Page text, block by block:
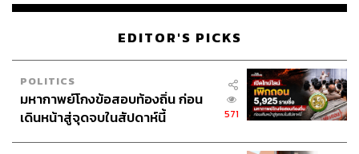
EDITOR'S PICKS
POLITICS
มหากาพย์โกงข้อสอบท้องถิ่น ก่อน
เดินหน้าสู่จุดจบในสัปดาห์นี้
571